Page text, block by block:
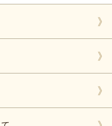
ージ入りのカステラの写
キュン♪としました！
たいと思います！（セロ